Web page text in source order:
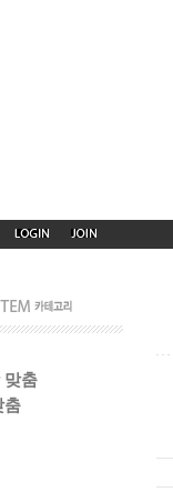
맞춤
춤